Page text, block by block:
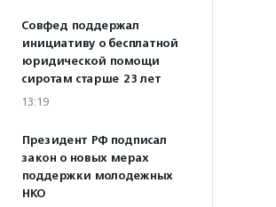
Совфед поддержал
инициативу о бесплатной
юридической помощи
сиротам старше 23 лет
13:19
Президент РФ подписал
закон о новых мерах
поддержки молодежных
НКО